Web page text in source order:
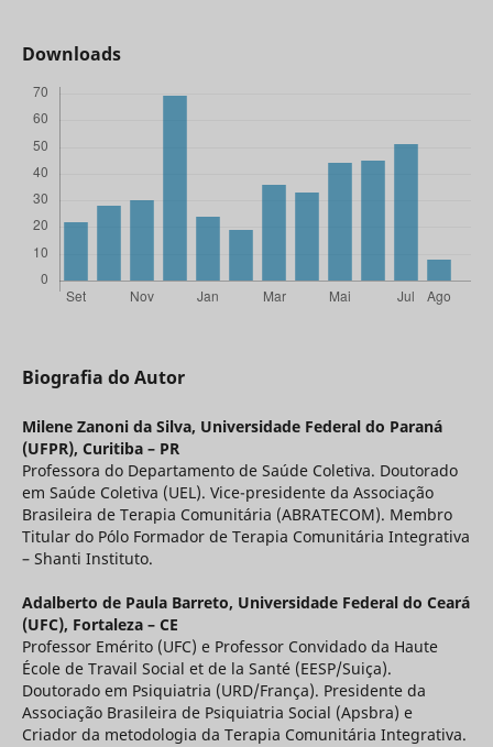
Downloads
Biografia do Autor
Milene Zanoni da Silva, Universidade Federal do Paraná
(UFPR), Curitiba – PR
Professora do Departamento de Saúde Coletiva. Doutorado
em Saúde Coletiva (UEL). Vice-presidente da Associação
Brasileira de Terapia Comunitária (ABRATECOM). Membro
Titular do Pólo Formador de Terapia Comunitária Integrativa
– Shanti Instituto.
Adalberto de Paula Barreto, Universidade Federal do Ceará
(UFC), Fortaleza – CE
Professor Emérito (UFC) e Professor Convidado da Haute
École de Travail Social et de la Santé (EESP/Suiça).
Doutorado em Psiquiatria (URD/França). Presidente da
Associação Brasileira de Psiquiatria Social (Apsbra) e
Criador da metodologia da Terapia Comunitária Integrativa.